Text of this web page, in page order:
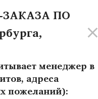
ПО
менеджер в
адреса
пожеланий):